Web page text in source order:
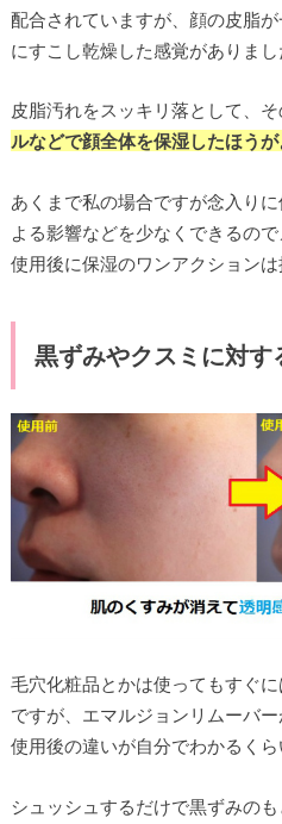
配合されていますが、顔の皮脂
にすこし乾燥した感覚がありまし
皮脂汚れをスッキリ落として、そ
ルなどで顔全体を保湿したほう
あくまで私の場合ですが念入り
よる影響などを少なくできるの
使用後に保湿のワンアクションは
黒ずみやクスミに対す
毛穴化粧品とかは使ってもすぐ
ですが、エマルジョンリムーバ
使用後の違いが自分でわかるくら
シュッシュするだけで黒ずみの